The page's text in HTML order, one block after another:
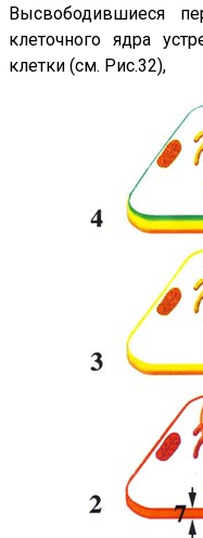
Высвободившиеся
клеточного ядра
клетки (см. Рис.32),